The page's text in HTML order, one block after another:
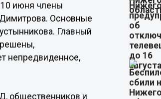
июня члены
Основные
Главный
непредвиденное,
общественников и